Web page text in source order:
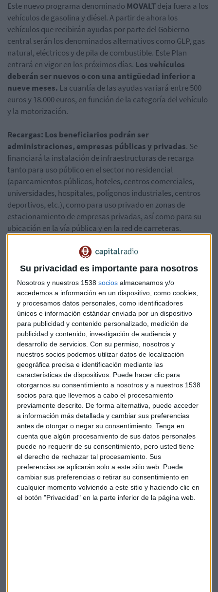
Su privacidad es importante para nosotros
Nosotros y nuestros 1538 socios almacenamos y/o
accedemos a información en un dispositivo, como cookies,
y procesamos datos personales, como identificadores
únicos e información estándar enviada por un dispositivo
para publicidad y contenido personalizado, medición de
publicidad y contenido, investigación de audiencia y
desarrollo de servicios. Con su permiso, nosotros y
nuestros socios podemos utilizar datos de localización
geográfica precisa e identificación mediante las
características de dispositivos. Puede hacer clic para
otorgarnos su consentimiento a nosotros y a nuestros 1538
socios para que llevemos a cabo el procesamiento
previamente descrito. De forma alternativa, puede acceder
a información más detallada y cambiar sus preferencias
antes de otorgar o negar su consentimiento. Tenga en
cuenta que algún procesamiento de sus datos personales
puede no requerir de su consentimiento, pero usted tiene
el derecho de rechazar tal procesamiento. Sus
preferencias se aplicarán solo a este sitio web. Puede
cambiar sus preferencias o retirar su consentimiento en
cualquier momento volviendo a este sitio y haciendo clic en
el botón "Privacidad" en la parte inferior de la página web.
Este nuevo programa denominado MOVALTdeja fuera a los
vehículos de gasolina y diésel. A partir de ahora los
vehículos que recibirán ayudas por parte del Gobierno
central serán los denominados alternativos como GLP, gas
natural, eléctricos y de pila de combustible. Este Plan
entrará en vigor en los próximos días. Los vehículos
deberán ser nuevos o con una antigüedad inferior a
nueve meses. La cuantía de las ayudas variará entre 500
euros y 18.000 euros, en función de la categoría del vehículo
y la motorización.
Recargas: Los beneficiarios podrán ser
administraciones, empresas públicas y privadas. Se
financiará la instalación de infraestructuras de recarga
tanto para uso público en el sector no residencial
(aparcamientos públicos, hoteles, centros comerciales,
universidades, hospitales, polígonos industriales, centros
deportivos, etc.), como para uso privado en zonas de
estacionamiento de empresas privadas, así como para su
ubicación en la vía pública y en la red de carreteras.
La cuantía de las ayudas cubrirá hasta el 60% del coste
de inversión en el caso de entidades públicas y PYMES,
y el 40% para el resto de empresas.
El objetivo del plan es aumentar el parque de vehículos
de energías alternativas, y con ello, contribuir a la
reducción de las emisiones de CO2 y otros gases
contaminantes, avanzando así en la consecución de los
objetivos de cambio climático y en la mejora de calidad del
aire de las ciudades. El MOVALT servirá además para
aumentar el ahorro y la diversificación de las fuentes
energéticas en el transporte, con la consiguiente reducción
de la dependencia energética del petróleo para nuestro
país.
Asimismo, en los próximos días se prevé enviar a la CNMC
una propuesta de modificación del Real Decreto que regula
la figura del gestor de cargaspara facilitar lo máximo
posible su aplicación y simplificar su operativa.
Reacciones